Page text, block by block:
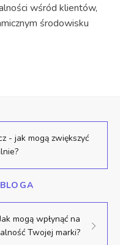
wśród klientów,
środowisku
- jak mogą zwiększyć
mogą wpłynąć na
Twojej marki?